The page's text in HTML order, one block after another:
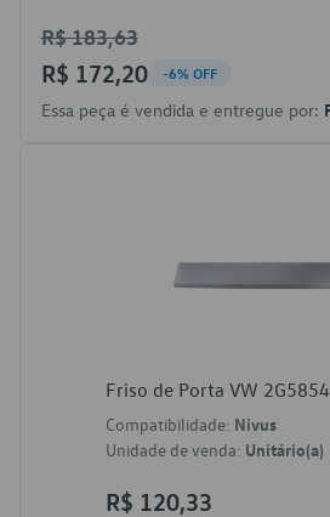
R$ 183,63
R$ 172,20 -6% OFF
Essa peça é vendida e entregue por:
Friso de Porta VW
Compatibilidade: Nivus
Unidade de venda: Unitário(a)
R$ 120,33